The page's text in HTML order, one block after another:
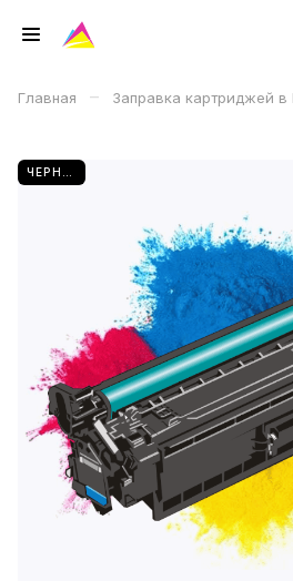
Главная – Заправка картриджей